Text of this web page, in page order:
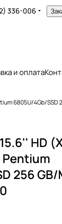
336-006
и оплата
6805U/4Gb/SSD
HD
Pentium
256 GB/